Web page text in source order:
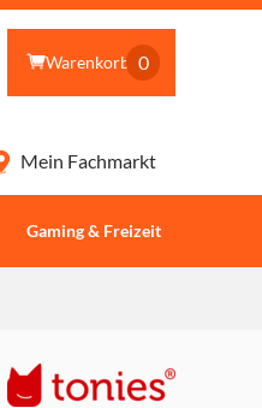
Warenkorb 0
Gaming & Freizeit
Mein Fachmarkt